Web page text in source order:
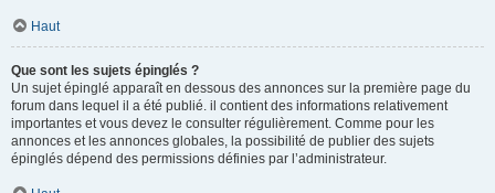
Haut
Que sont les sujets épinglés ?
Un sujet épinglé apparaît en dessous des annonces sur la première page du
forum dans lequel il a été publié. il contient des informations relativement
importantes et vous devez le consulter régulièrement. Comme pour les
annonces et les annonces globales, la possibilité de publier des sujets
épinglés dépend des permissions définies par l’administrateur.